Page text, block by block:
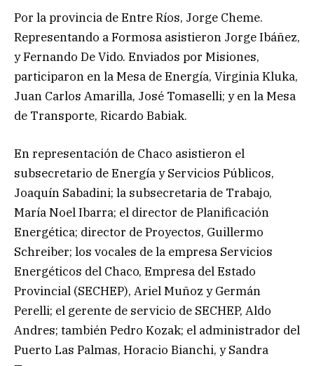
Por la provincia de Entre Ríos, Jorge Cheme.
Representando a Formosa asistieron Jorge Ibáñez,
y Fernando De Vido. Enviados por Misiones,
participaron en la Mesa de Energía, Virginia Kluka,
Juan Carlos Amarilla, José Tomaselli; y en la Mesa
de Transporte, Ricardo Babiak.
En representación de Chaco asistieron el
subsecretario de Energía y Servicios Públicos,
Joaquín Sabadini; la subsecretaria de Trabajo,
María Noel Ibarra; el director de Planificación
Energética; director de Proyectos, Guillermo
Schreiber; los vocales de la empresa Servicios
Energéticos del Chaco, Empresa del Estado
Provincial (SECHEP), Ariel Muñoz y Germán
Perelli; el gerente de servicio de SECHEP, Aldo
Andres; también Pedro Kozak; el administrador del
Puerto Las Palmas, Horacio Bianchi, y Sandra